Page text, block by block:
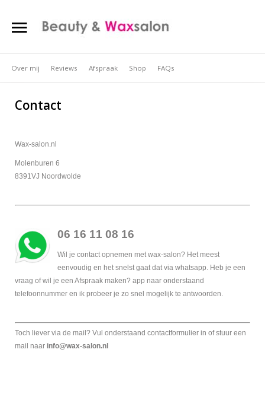
WAXEN HEREN
SearchOur Site
Over mij Reviews Afspraak Shop FAQs
Contact
Wax-salon.nl
Molenburen 6
8391VJ Noordwolde
06 16 11 08 16
Wil je contact opnemen met wax-salon? Het meest
eenvoudig en het snelst gaat dat via whatsapp. Heb je een
vraag of wil je een Afspraak maken? app naar onderstaand
telefoonnummer en ik probeer je zo snel mogelijk te antwoorden.
Toch liever via de mail? Vul onderstaand contactformulier in of stuur een
mail naar info@wax-salon.nl